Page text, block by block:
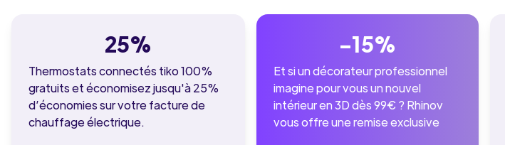
25%
Thermostats connectés tiko 100%
gratuits et économisez jusqu'à 25%
d’économies sur votre facture de
chauffage électrique.
-15%
Et si un décorateur professionnel
imagine pour vous un nouvel
intérieur en 3D dès 99€ ? Rhinov
vous offre une remise exclusive